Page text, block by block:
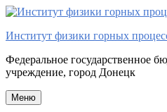
Перейти
содержимому
Институт физики горных
Федеральное государственное
учреждение, город Донецк
Меню